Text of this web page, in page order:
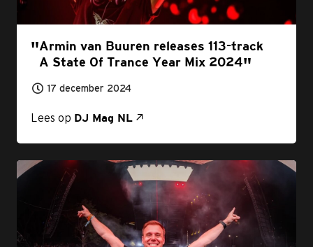
Armin van Buuren releases 113-track
A State Of Trance Year Mix 2024
17 december 2024
Lees op DJ Mag NL